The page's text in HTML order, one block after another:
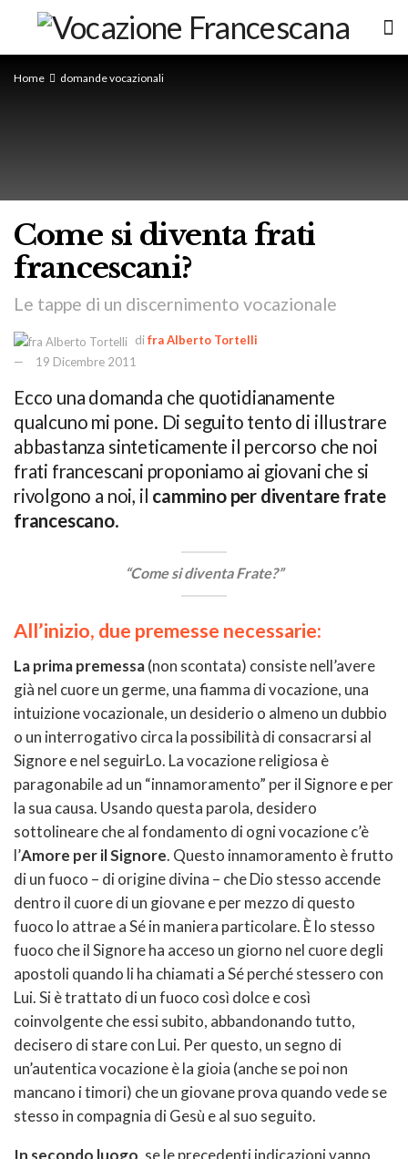
Home domande vocazionali
Come si diventa frati
francescani?
Le tappe di un discernimento vocazionale
difra Alberto Tortelli
19 Dicembre 2011
Ecco una domanda che quotidianamente
qualcuno mi pone. Di seguito tento di illustrare
abbastanza sinteticamente il percorso che noi
frati francescani proponiamo ai giovani che si
rivolgono a noi, il cammino per diventare frate
francescano.
“Come si diventa Frate?”
All’inizio, due premesse necessarie:
La prima premessa(non scontata) consiste nell’avere
già nel cuore un germe, una fiamma di vocazione, una
intuizione vocazionale, un desiderio o almeno un dubbio
o un interrogativo circa la possibilità di consacrarsi al
Signore e nel seguirLo. La vocazione religiosa è
paragonabile ad un “innamoramento” per il Signore e per
la sua causa. Usando questa parola, desidero
sottolineare che al fondamento di ogni vocazione c’è
l’Amore per il Signore. Questo innamoramento è frutto
di un fuoco – di origine divina – che Dio stesso accende
dentro il cuore di un giovane e per mezzo di questo
fuoco lo attrae a Sé in maniera particolare. È lo stesso
fuoco che il Signore ha acceso un giorno nel cuore degli
apostoli quando li ha chiamati a Sé perché stessero con
Lui. Si è trattato di un fuoco così dolce e così
coinvolgente che essi subito, abbandonando tutto,
decisero di stare con Lui. Per questo, un segno di
un’autentica vocazione è la gioia (anche se poi non
mancano i timori) che un giovane prova quando vede se
stesso in compagnia di Gesù e al suo seguito.
In secondo luogo, se le precedenti indicazioni vanno